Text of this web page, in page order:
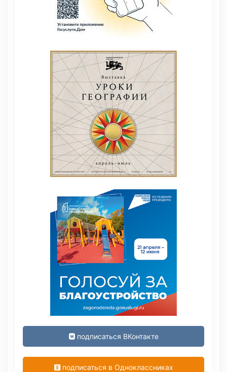
подписаться ВКонтакте
подписаться в Одноклассниках